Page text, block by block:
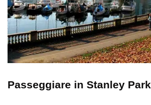
Passeggiare in Stanley Park